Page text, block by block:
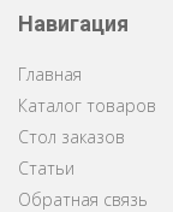
Навигация
Главная
Каталог товаров
Стол заказов
Статьи
Обратная связь